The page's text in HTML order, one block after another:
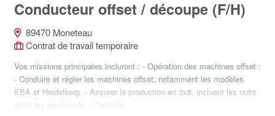
Conducteur offset / découpe (F/H)
89470 Moneteau
Contrat de travail temporaire
Vos missions principales incluront : - Opération des machines offset :
- Conduire et régler les machines offset, notamment les modèles
KBA et Heidelberg. - Assurer la production en 3x8, incluant les nuits
et/ou les week-ends. - Contrôle...